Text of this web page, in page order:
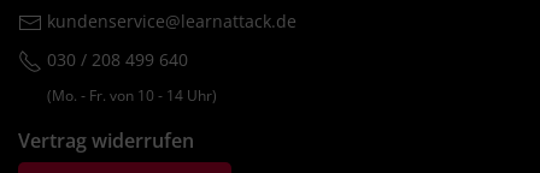
kundenservice@learnattack.de
030 / 208 499 640
(Mo. ‐ Fr. von 10 ‐ 14 Uhr)
Vertrag widerrufen